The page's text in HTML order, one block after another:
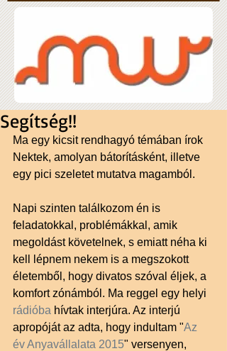
Segítség!!
Ma egy kicsit rendhagyó témában írok
Nektek, amolyan bátorításként, illetve
egy pici szeletet mutatva magamból.
Napi szinten találkozom én is
feladatokkal, problémákkal, amik
megoldást követelnek, s emiatt néha ki
kell lépnem nekem is a megszokott
életemből, hogy divatos szóval éljek, a
komfort zónámból. Ma reggel egy helyi
rádióba hívtak interjúra. Az interjú
apropóját az adta, hogy indultam "Az
év Anyavállalata 2015" versenyen,